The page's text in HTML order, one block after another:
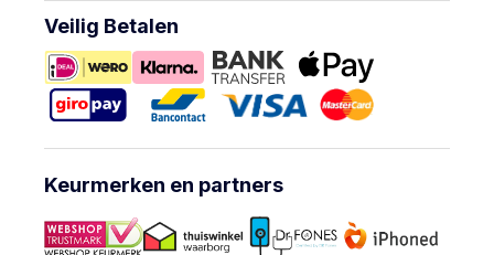
Veilig Betalen
Keurmerken en partners